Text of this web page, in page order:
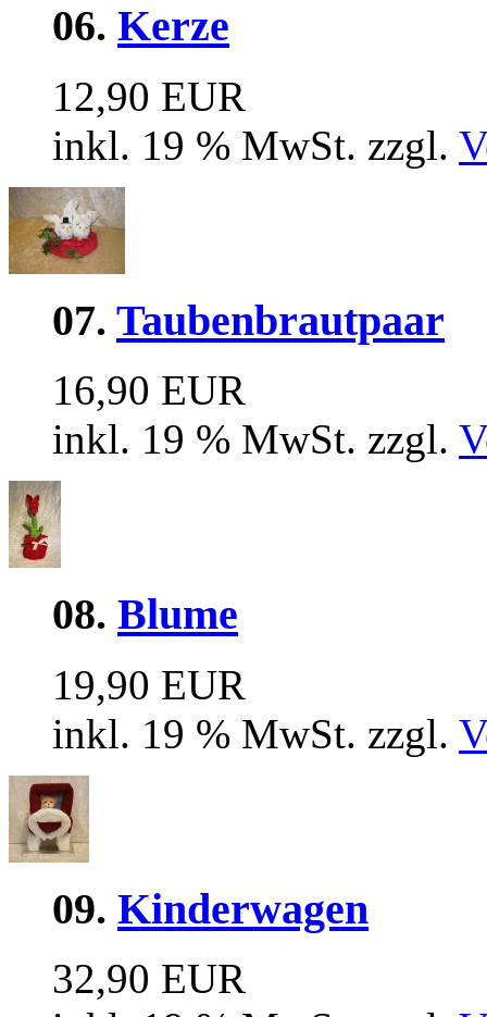
06. Kerze
12,90 EUR
inkl. 19 % MwSt. zzgl.
07. Taubenbrautpaar
16,90 EUR
inkl. 19 % MwSt. zzgl.
08. Blume
19,90 EUR
inkl. 19 % MwSt. zzgl.
09. Kinderwagen
32,90 EUR